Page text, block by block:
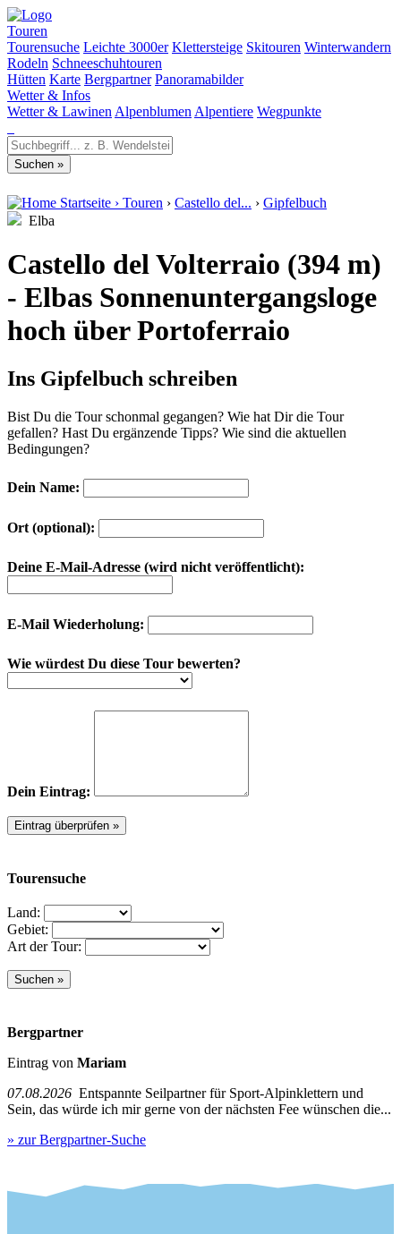
Touren
Tourensuche Leichte 3000er Klettersteige Skitouren Winterwandern
Rodeln Schneeschuhtouren
Hütten Karte Bergpartner Panoramabilder
Wetter & Infos
Wetter & Lawinen Alpenblumen Alpentiere Wegpunkte
Startseite › Touren › Castello del... › Gipfelbuch
Elba
Castello del Volterraio (394 m)
- Elbas Sonnenuntergangsloge
hoch über Portoferraio
Ins Gipfelbuch schreiben
Bist Du die Tour schonmal gegangen? Wie hat Dir die Tour
gefallen? Hast Du ergänzende Tipps? Wie sind die aktuellen
Bedingungen?
Dein Name:
Ort (optional):
Deine E-Mail-Adresse (wird nicht veröffentlicht):
E-Mail Wiederholung:
Wie würdest Du diese Tour bewerten?
Dein Eintrag:
Tourensuche
Land:
Gebiet:
Art der Tour:
Bergpartner
Eintrag von Mariam
07.08.2026 Entspannte Seilpartner für Sport-Alpinklettern und
Sein, das würde ich mir gerne von der nächsten Fee wünschen die...
» zur Bergpartner-Suche